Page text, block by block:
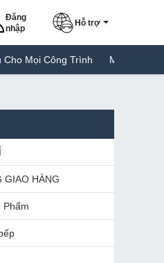
Đăng
nhập
Hỗ trợ
Máy Hàn Túi Yamafuji Lựa Chọn
GIAO HÀNG
Phẩm